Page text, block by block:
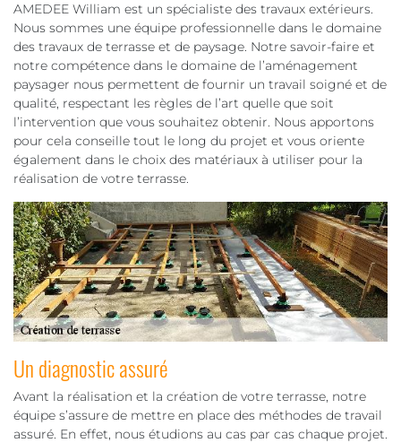
AMEDEE William est un spécialiste des travaux extérieurs.
Nous sommes une équipe professionnelle dans le domaine
des travaux de terrasse et de paysage. Notre savoir-faire et
notre compétence dans le domaine de l’aménagement
paysager nous permettent de fournir un travail soigné et de
qualité, respectant les règles de l’art quelle que soit
l’intervention que vous souhaitez obtenir. Nous apportons
pour cela conseille tout le long du projet et vous oriente
également dans le choix des matériaux à utiliser pour la
réalisation de votre terrasse.
Un diagnostic assuré
Avant la réalisation et la création de votre terrasse, notre
équipe s’assure de mettre en place des méthodes de travail
assuré. En effet, nous étudions au cas par cas chaque projet.